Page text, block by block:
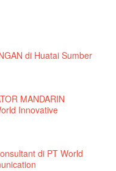
di Huatai Sumber
MANDARIN
Innovative
di PT World